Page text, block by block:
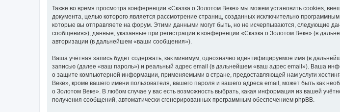
Также во время просмотра конференции «Сказка о Золотом Веке» мы можем установить cookies,
документа, целью которого является рассмотрение страниц, созданных исключительно
которые вы отправляете на форум. Этими данными могут быть, но не исчерпываются, следующие
сообщения»), данные, указанные при регистрации в конференции «Сказка о Золотом Веке» (в
авторизации (в дальнейшем «ваши сообщения»).
Ваша учётная запись будет содержать, как минимум, однозначно идентифицируемое имя (в
записью (далее «ваш пароль») и реальный адрес email (в дальнейшем «ваш адрес email»). Ваша
о защите компьютерной информации, применяемыми в стране, предоставляющей нам услуги
Веке», кроме вашего имени пользователя, вашего пароля и вашего адреса email, может быть как
о Золотом Веке». В любом случае у вас есть возможность выбрать, какая информация из вашей
получения сообщений, автоматически сгенерированных программным обеспечением phpBB.